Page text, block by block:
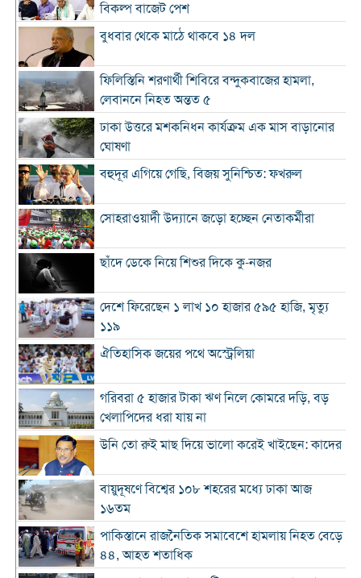
বিকল্প বাজেট পেশ
বুধবার থেকে মাঠে থাকবে ১৪ দল
ফিলিস্তিনি শরণার্থী শিবিরে বন্দুকবাজের হামলা,
লেবাননে নিহত অন্তত ৫
ঢাকা উত্তরে মশকনিধন কার্যক্রম এক মাস বাড়ানোর
ঘোষণা
বহুদূর এগিয়ে গেছি, বিজয় সুনিশ্চিত: ফখরুল
সোহরাওয়ার্দী উদ্যানে জড়ো হচ্ছেন নেতাকর্মীরা
ছাঁদে ডেকে নিয়ে শিশুর দিকে কু-নজর
দেশে ফিরেছেন ১ লাখ ১০ হাজার ৫৯৫ হাজি, মৃত্যু
১১৯
ঐতিহাসিক জয়ের পথে অস্ট্রেলিয়া
গরিবরা ৫ হাজার টাকা ঋণ নিলে কোমরে দড়ি, বড়
খেলাপিদের ধরা যায় না
উনি তো রুই মাছ দিয়ে ভালো করেই খাইছেন: কাদের
বায়ুদূষণে বিশ্বের ১০৮ শহরের মধ্যে ঢাকা আজ
১৬তম
পাকিস্তানে রাজনৈতিক সমাবেশে হামলায় নিহত বেড়ে
৪৪, আহত শতাধিক